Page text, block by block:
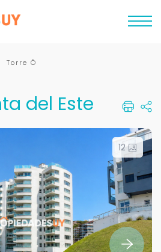
Torre Ô
del Este
12